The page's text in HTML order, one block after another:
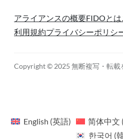
アライアンスの概要FIDOとは
利用規約プライバシーポリシ
Copyright © 2025 無断複写・転載
English (英語) 简体中文
한국어 (